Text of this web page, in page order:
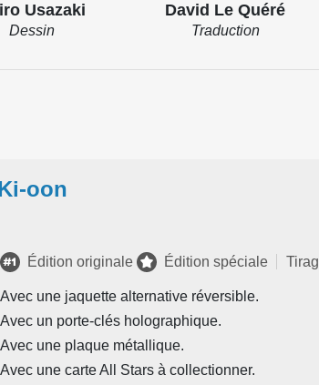
Usazaki
Dessin
David Le Quéré
Traduction
oon
Édition originale Édition spéciale
Avec une jaquette alternative réversible.
Avec un porte-clés holographique.
Avec une plaque métallique.
Avec une carte All Stars à collectionner.